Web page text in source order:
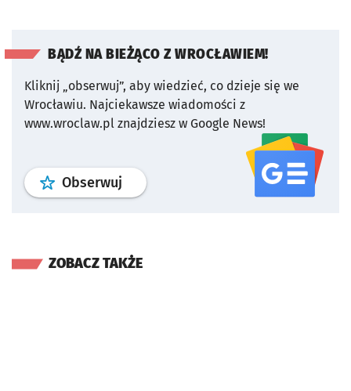
BĄDŹ NA BIEŻĄCO Z WROCŁAWIEM!
Kliknij „obserwuj”, aby wiedzieć, co dzieje się we
Wrocławiu. Najciekawsze wiadomości z
www.wroclaw.pl znajdziesz w Google News!
Obserwuj profil serwisu
ZOBACZ TAKŻE